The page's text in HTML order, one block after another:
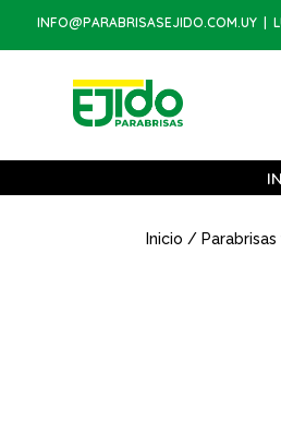
INFO@PARABRISASEJIDO.COM.UY|
Inicio /